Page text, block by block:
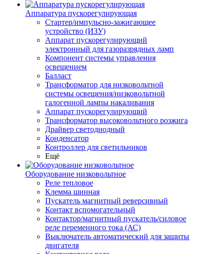
Аппаратура пускорегулирующая
Стартер/импульсно-зажигающее
устройство (ИЗУ)
Аппарат пускорегулирующий
электронный для газоразрядных ламп
Компонент системы управления
освещением
Балласт
Трансформатор для низковольтной
системы освещения/низковольтной
галогенной лампы накаливания
Аппарат пускорегулирующий
Трансформатор высоковольтного розжига
Драйвер светодиодный
Конденсатор
Контроллер для светильников
Ещё
Оборудование низковольтное
Реле тепловое
Клемма шинная
Пускатель магнитный реверсивный
Контакт вспомогательный
Контактор/магнитный пускатель/силовое
реле переменного тока (АС)
Выключатель автоматический для защиты
двигателя